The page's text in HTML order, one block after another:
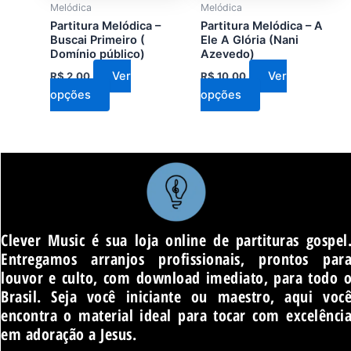
Melódica
Partitura Melódica –
Buscai Primeiro (
Domínio público)
R$2,00
Ver
opções
escolhidas
na
página
do
produto
Melódica
Partitura Melódica – A
Ele A Glória (Nani
Azevedo)
R$10,00
Ver
opções
escolhidas
página
do
produto
Clever Music é sua loja online de partituras gospel.
Entregamos arranjos profissionais, prontos para
louvor e culto, com download imediato, para todo o
Brasil. Seja você iniciante ou maestro, aqui você
encontra o material ideal para tocar com excelência
em adoração a Jesus.